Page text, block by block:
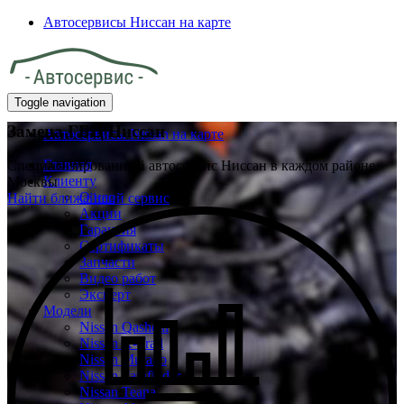
Автосервисы Ниссан на карте
Toggle navigation
Автосервисы Nissan на карте
Главная
Клиенту
О нас
Акции
Гарантия
Сертификаты
Запчасти
Видео работ
Эксперт
Модели
Nissan Qashqai
Nissan X-Trail
Nissan Murano
Nissan Pathfinder
Nissan Teana
Замена ГБЦ Ниссан
Специализированный автосервис Ниссан в каждом районе
Москвы
Найти ближайший сервис